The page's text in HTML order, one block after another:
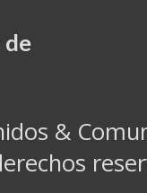
de
&